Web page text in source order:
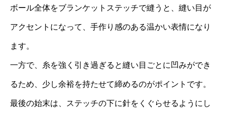
ボール全体をブランケットステッチで縫うと、縫い目が
アクセントになって、手作り感のある温かい表情になり
ます。
一方で、糸を強く引き過ぎると縫い目ごとに凹みができ
るため、少し余裕を持たせて締めるのがポイントです。
最後の始末は、ステッチの下に針をくぐらせるようにし